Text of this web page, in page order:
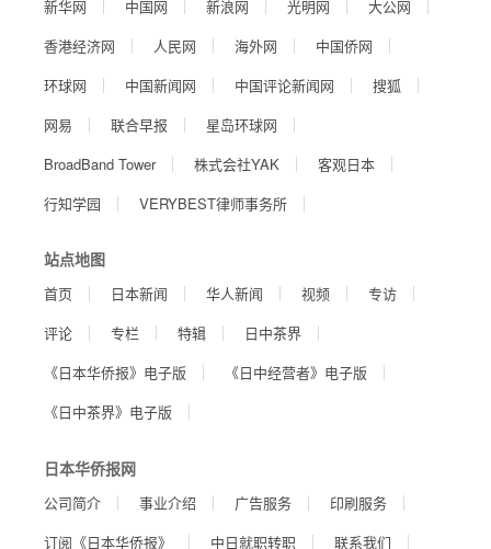
新华网 中国网 新浪网 光明网
大公网
香港经济网
人民网 海外网
中国侨网
环球网
中国新闻网 中国评论新闻网
搜狐
网易
联合早报
星岛环球网
BroadBand Tower
株式会社YAK
客观日本
行知学园
VERYBEST律师事务所
站点地图
首页 日本新闻 华人新闻 视频
专访
评论
专栏 特辑
日中茶界
《日本华侨报》电子版
《日中经营者》电子版
《日中茶界》电子版
日本华侨报网
公司简介 事业介绍 广告服务
印刷服务
订阅《日本华侨报》
中日就职转职 联系我们